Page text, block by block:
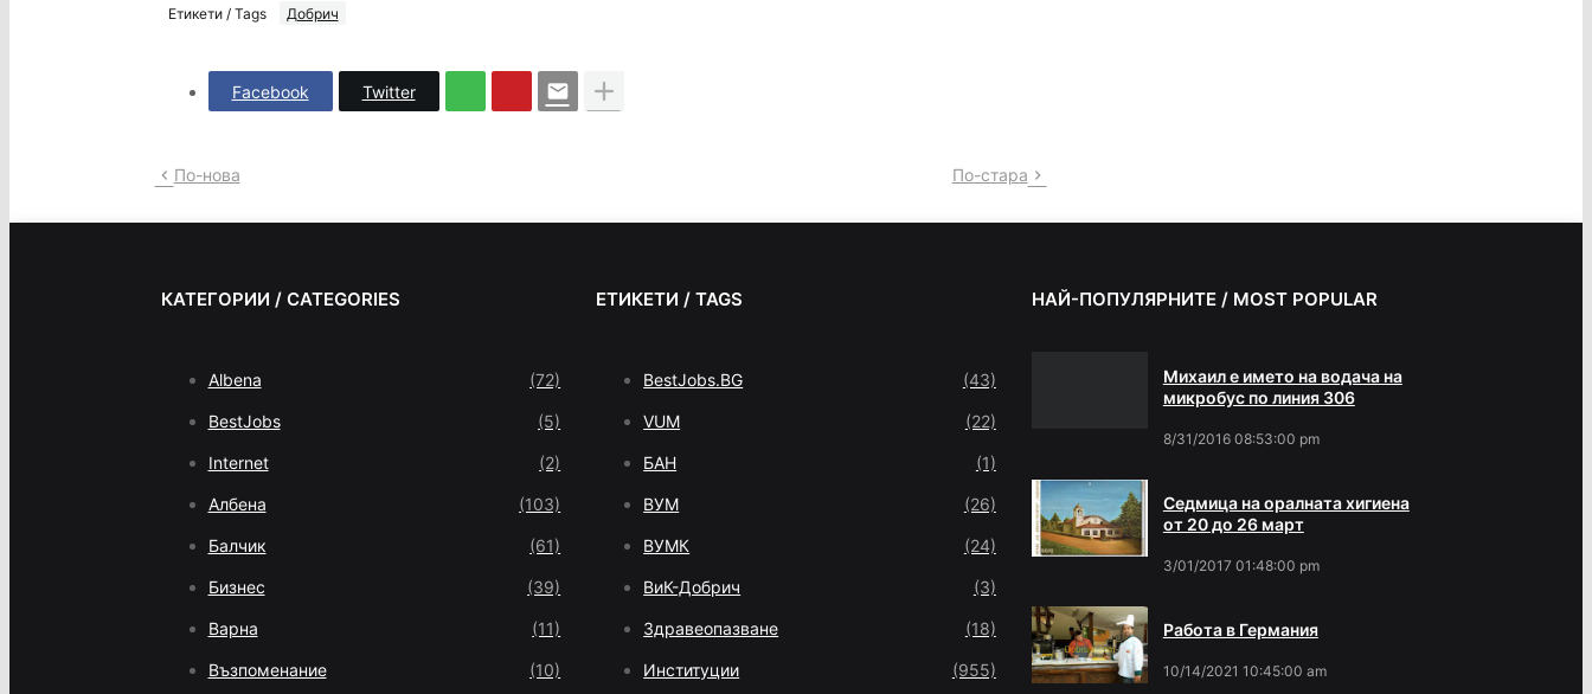
Етикети / Tags Добрич
Facebook Twitter
По-нова По-стара
КАТЕГОРИИ / CATEGORIES
Albena (72)
BestJobs (5)
Internet (2)
Албена (103)
Балчик (61)
Бизнес (39)
Варна (11)
Възпоменание (10)
ЕТИКЕТИ / TAGS
BestJobs.BG (43)
VUM (22)
БАН (1)
ВУМ (26)
ВУМК (24)
ВиК-Добрич (3)
Здравеопазване (18)
Институции (955)
НАЙ-ПОПУЛЯРНИТЕ / MOST POPULAR
Михаил е името на водача на
микробус по линия 306
8/31/2016 08:53:00 pm
Седмица на оралната хигиена
от 20 до 26 март
3/01/2017 01:48:00 pm
Работа в Германия
10/14/2021 10:45:00 am